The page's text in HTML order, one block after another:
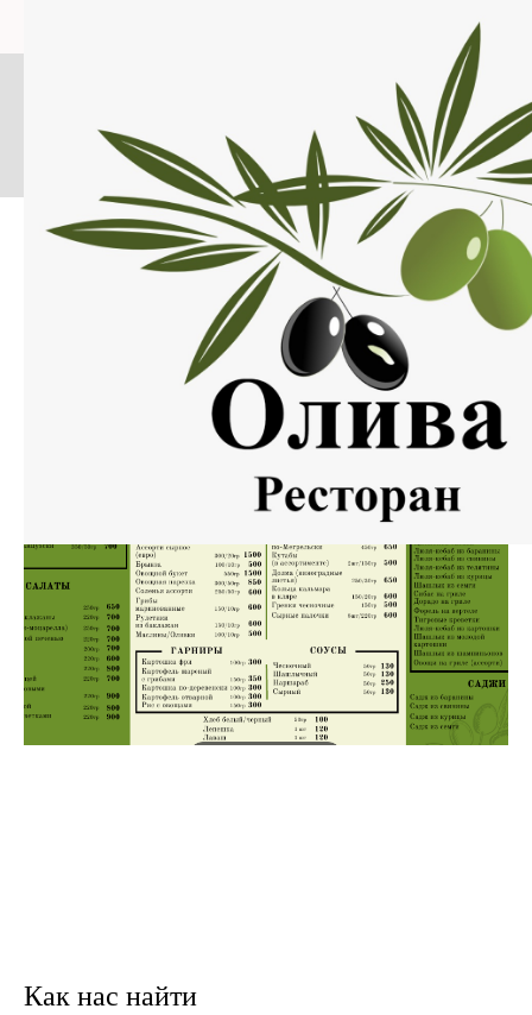
Нажмите на изображение, что бы открыть меню
Как нас найти